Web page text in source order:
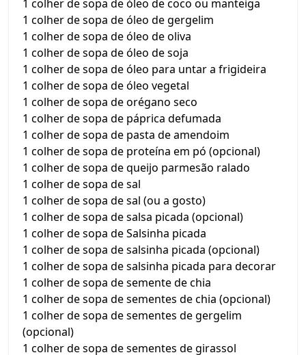
1 colher de sopa de óleo de coco ou manteiga
1 colher de sopa de óleo de gergelim
1 colher de sopa de óleo de oliva
1 colher de sopa de óleo de soja
1 colher de sopa de óleo para untar a frigideira
1 colher de sopa de óleo vegetal
1 colher de sopa de orégano seco
1 colher de sopa de páprica defumada
1 colher de sopa de pasta de amendoim
1 colher de sopa de proteína em pó (opcional)
1 colher de sopa de queijo parmesão ralado
1 colher de sopa de sal
1 colher de sopa de sal (ou a gosto)
1 colher de sopa de salsa picada (opcional)
1 colher de sopa de Salsinha picada
1 colher de sopa de salsinha picada (opcional)
1 colher de sopa de salsinha picada para decorar
1 colher de sopa de semente de chia
1 colher de sopa de sementes de chia (opcional)
1 colher de sopa de sementes de gergelim
(opcional)
1 colher de sopa de sementes de girassol